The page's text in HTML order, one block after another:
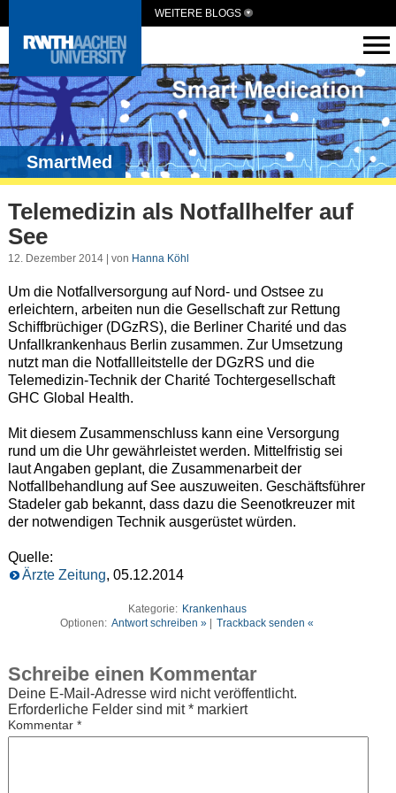
WEITERE BLOGS
SmartMed
Telemedizin als Notfallhelfer auf
See
12. Dezember 2014 | von Hanna Köhl
Um die Notfallversorgung auf Nord- und Ostsee zu
erleichtern, arbeiten nun die Gesellschaft zur Rettung
Schiffbrüchiger (DGzRS), die Berliner Charité und das
Unfallkrankenhaus Berlin zusammen. Zur Umsetzung
nutzt man die Notfallleitstelle der DGzRS und die
Telemedizin-Technik der Charité Tochtergesellschaft
GHC Global Health.
Mit diesem Zusammenschluss kann eine Versorgung
rund um die Uhr gewährleistet werden. Mittelfristig sei
laut Angaben geplant, die Zusammenarbeit der
Notfallbehandlung auf See auszuweiten. Geschäftsführer
Stadeler gab bekannt, dass dazu die Seenotkreuzer mit
der notwendigen Technik ausgerüstet würden.
Quelle:
Ärzte Zeitung, 05.12.2014
Kategorie: Krankenhaus
Optionen: Antwort schreiben » Trackback senden «
Schreibe einen Kommentar
Deine E-Mail-Adresse wird nicht veröffentlicht.
Erforderliche Felder sind mit*markiert
Kommentar *